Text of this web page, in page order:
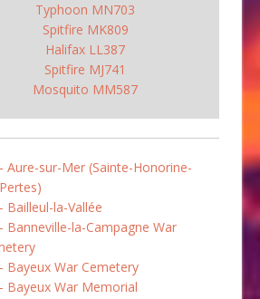
Typhoon MN703
Spitfire MK809
Halifax LL387
Spitfire MJ741
Mosquito MM587
Aure-sur-Mer (Sainte-Honorine-
Bailleul-la-Vallée
Banneville-la-Campagne War
Bayeux War Cemetery
Bayeux War Memorial